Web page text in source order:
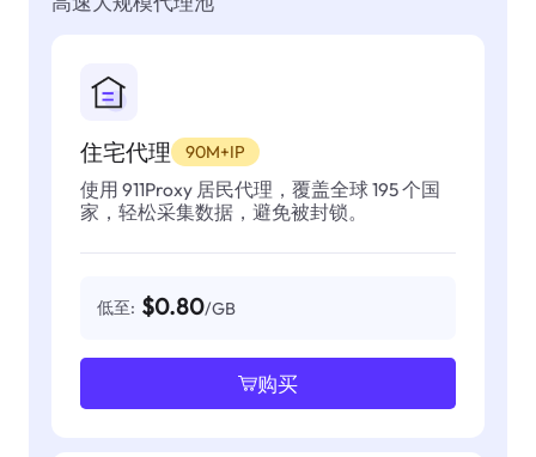
住宅代理 90M+IP
使用 911Proxy 居民代理，覆盖全球 195 个国
家，轻松采集数据，避免被封锁。
低至: $0.80/GB
购买